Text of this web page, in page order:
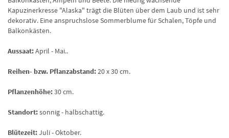
Kapuzinerkresse "Alaska" trägt die Blüten über dem Laub und ist sehr
dekorativ. Eine anspruchslose Sommerblume für Schalen, Töpfe und
Balkonkästen.
Aussaat:April - Mai..
Reihen- bzw. Pflanzabstand:20 x 30 cm.
Pflanzenhöhe:30 cm.
Standort:sonnig - halbschattig.
Blütezeit:Juli - Oktober.